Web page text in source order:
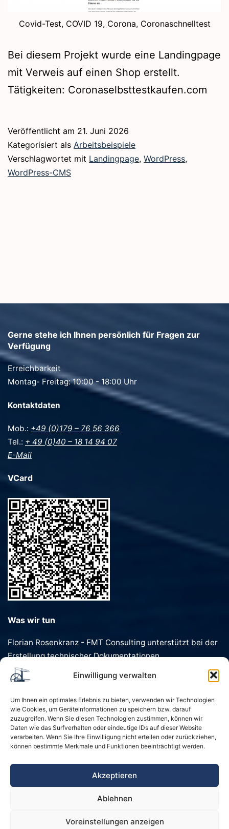
Einwilligung verwalten
Um Ihnen ein optimales Erlebnis zu bieten, verwenden wir Technologien
wie Cookies, um Geräteinformationen zu speichern bzw. darauf
zuzugreifen. Wenn Sie diesen Technologien zustimmen, können wir
Daten wie das Surfverhalten oder eindeutige IDs auf dieser Website
verarbeiten. Wenn Sie Ihre Einwilligung nicht erteilen oder zurückziehen,
können bestimmte Merkmale und Funktionen beeinträchtigt werden.
Akzeptieren
Ablehnen
Voreinstellungen anzeigen
Covid-Test, COVID 19, Corona, Coronaschnelltest
Bei diesem Projekt wurde eine Landingpage
mit Verweis auf einen Shop erstellt.
Tätigkeiten: Coronaselbsttestkaufen.com
Veröffentlicht am 21. Juni 2026
Kategorisiert als Arbeitsbeispiele
Verschlagwortet mit Landingpage, WordPress,
WordPress-CMS
Gerne stehe ich Ihnen persönlich für Fragen zur
Verfügung
Erreichbarkeit
Montag- Freitag: 10:00 - 18:00 Uhr
Kontaktdaten
Mob.: +49 (0)179 – 76 56 366
Tel.: + 49 (0)40 – 18 14 94 07
E-Mail
VCard
Was wir tun
Florian Rosenkranz - FMT Consulting unterstützt bei der
Erstellung technischer Dokumentationen,
Förderanträgen, Dokumentenvorlagen und
Geschäftstexten. Schnell, präzise und individuell.
Startseite Kontakt Impressum
Datenschutzerklärung